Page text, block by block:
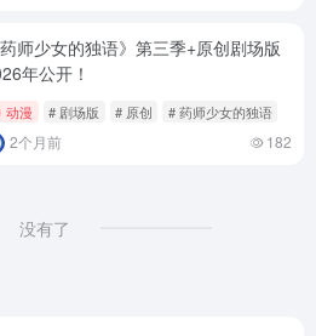
药师少女的独语》第三季+原创剧场版
年公开！
动漫 # 剧场版 # 原创 # 药师少女的独语
2个月前 182
没有了